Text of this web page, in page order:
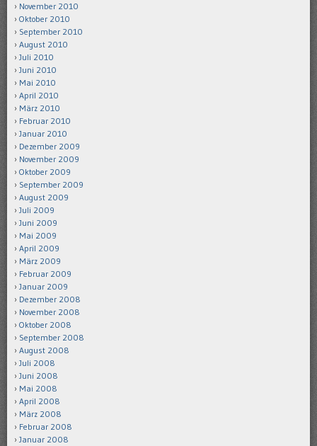
November 2010
Oktober 2010
September 2010
August 2010
Juli 2010
Juni 2010
Mai 2010
April 2010
März 2010
Februar 2010
Januar 2010
Dezember 2009
November 2009
Oktober 2009
September 2009
August 2009
Juli 2009
Juni 2009
Mai 2009
April 2009
März 2009
Februar 2009
Januar 2009
Dezember 2008
November 2008
Oktober 2008
September 2008
August 2008
Juli 2008
Juni 2008
Mai 2008
April 2008
März 2008
Februar 2008
Januar 2008